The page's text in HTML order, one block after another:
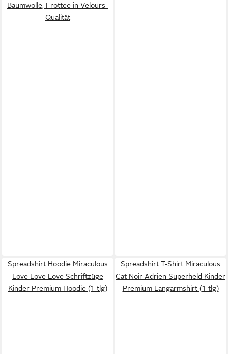
Baumwolle, Frottee in Velours-
Qualität
Spreadshirt Hoodie Miraculous
Love Love Love Schriftzüge
Kinder Premium Hoodie (1-tlg)
Spreadshirt T-Shirt Miraculous
Cat Noir Adrien Superheld Kinder
Premium Langarmshirt (1-tlg)